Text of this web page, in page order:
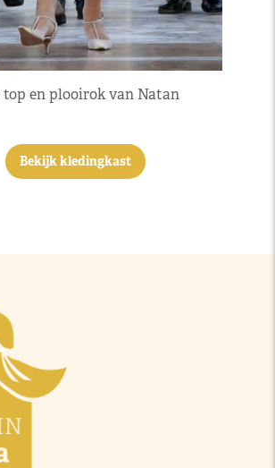
top en plooirok van Natan
Bekijk kledingkast